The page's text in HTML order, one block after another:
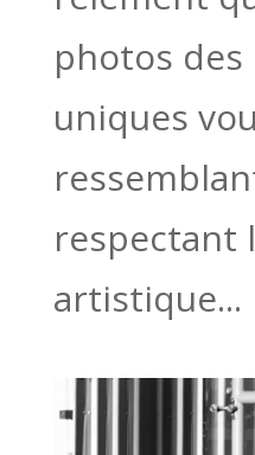
photos
uniques
respectant
artistique...